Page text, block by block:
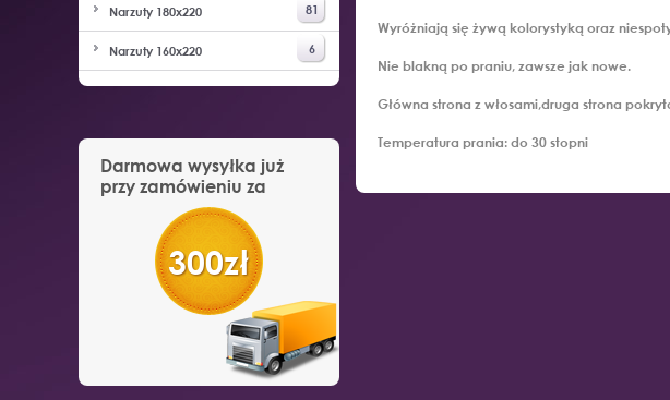
Narzuty 180x220 81
Narzuty 160x220 6
Darmowa wysyłka już
przy zamówieniu za
300zł
Wyróżniają się żywą kolorystyką oraz
Nie blakną po praniu, zawsze jak nowe.
Główna strona z włosami,druga strona
Temperatura prania: do 30 stopni